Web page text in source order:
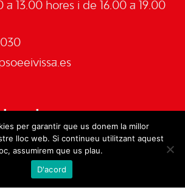
a 13.00 hores i de 16.00 a 19.00
legal
per garantir que us donem la millor
lloc web. Si continueu utilitzant aquest
assumirem que us plau.
D'acord